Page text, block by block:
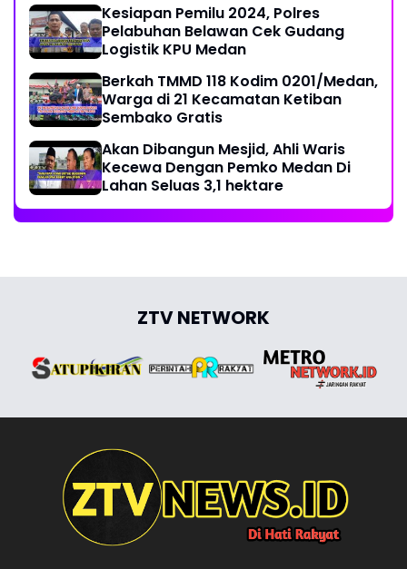
Kesiapan Pemilu 2024, Polres
Pelabuhan Belawan Cek Gudang
Logistik KPU Medan
Berkah TMMD 118 Kodim 0201/Medan,
Warga di 21 Kecamatan Ketiban
Sembako Gratis
Akan Dibangun Mesjid, Ahli Waris
Kecewa Dengan Pemko Medan Di
Lahan Seluas 3,1 hektare
ZTV NETWORK